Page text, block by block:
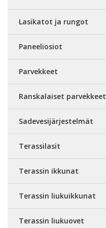
Lasikatot ja rungot
Paneeliosiot
Parvekkeet
Ranskalaiset parvekkeet
Sadevesijärjestelmät
Terassilasit
Terassin ikkunat
Terassin liukuikkunat
Terassin liukuovet